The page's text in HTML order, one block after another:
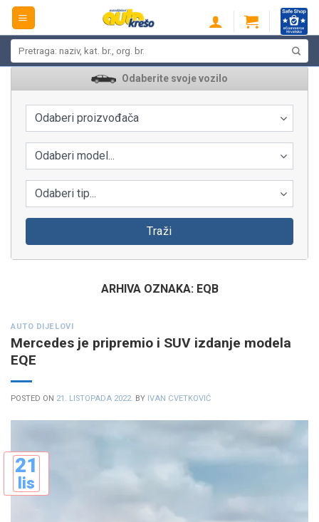
Skip
content
Odaberite svoje vozilo
Odaberi proizvođača
Odaberi model...
Odaberi tip...
Traži
ARHIVA OZNAKA: EQB
AUTO DIJELOVI
Mercedes je pripremio i SUV izdanje modela
EQE
POSTED ON 21. LISTOPADA 2022. BY IVAN CVETKOVIĆ
21
lis